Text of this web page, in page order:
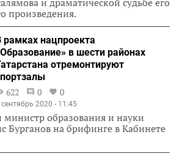
произведения.
рамках нацпроекта
в шести районах
отремонтируют
622
0 0
сентябрь 2020 - 11:45
образования и науки
Бурганов на брифинге в Кабинете